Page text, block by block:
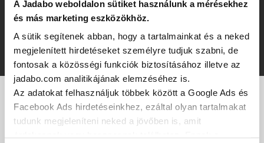
A Jadabo weboldalon sütiket használunk a mérésekhez
és más marketing eszközökhöz.
A sütik segítenek abban, hogy a tartalmainkat és a neked
megjelenített hirdetéseket személyre tudjuk szabni, de
fontosak a közösségi funkciók biztosításához illetve az
jadabo.com analitikájának elemzéséhez is.
Az adatokat felhasználjuk többek között a Google Ads és
Facebook Ads hirdetéseinkhez, ezáltal olyan tartalmakat
tudunk megjeleníteni neked a jövőben is, amit
14 920 Ft
MÁRKÁINK